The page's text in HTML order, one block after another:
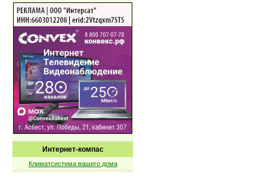
Интернет-компас
Климатсистема вашего дома